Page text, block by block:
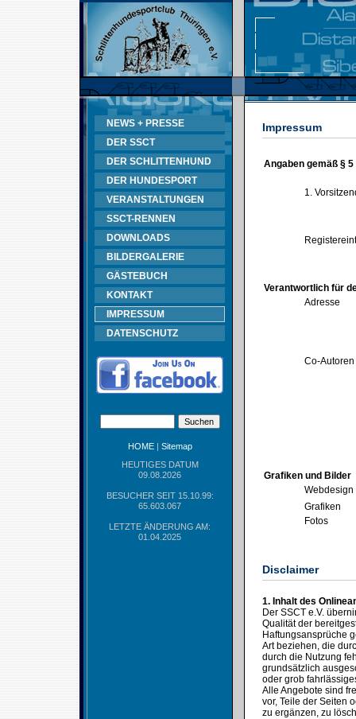
NEWS + PRESSE
DER SSCT
DER SCHLITTENHUND
DER HUNDESPORT
VERANSTALTUNGEN
SSCT-RENNEN
DOWNLOADS
BILDERGALERIE
GÄSTEBUCH
KONTAKT
IMPRESSUM
DATENSCHUTZ
HOME| Sitemap
HEUTIGES DATUM
09.08.2026
BESUCHER SEIT 15.10.99:
65.603.067
LETZTE ÄNDERUNG AM:
01.04.2025
Impressum
Angaben gemäß § 5
1.
Verantwortlich für
Adresse
Co-Autoren
Grafiken und Bilder
Webdesign
Grafiken
Fotos
Disclaimer
1. Inhalt des
Der SSCT e.V.
Qualität der
Haftungsansprüche
Art beziehen, die
durch die Nutzung
grundsätzlich
oder grob
Alle Angebote sind
vor, Teile der Seiten
zu ergänzen, zu